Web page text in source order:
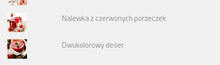
Nalewka z czerwonych porzeczek
Dwukolorowy deser